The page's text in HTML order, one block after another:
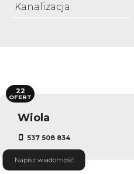
Kanalizacja
Wiola
537 508 834
Napisz wiadomość
22
OFERT